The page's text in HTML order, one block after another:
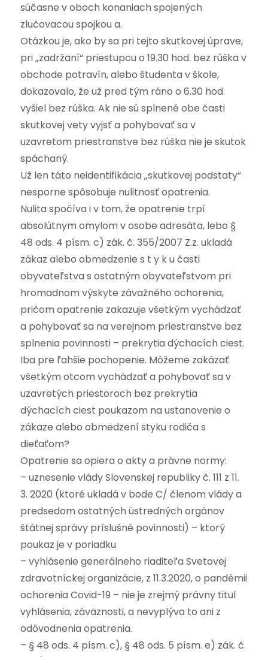
súčasne v oboch konaniach spojených
zlučovacou spojkou a.
Otázkou je, ako by sa pri tejto skutkovej úprave,
pri „zadržaní“ priestupcu o 19.30 hod. bez rúška v
obchode potravín, alebo študenta v škole,
dokazovalo, že už pred tým ráno o 6.30 hod.
vyšiel bez rúška. Ak nie sú splnené obe časti
skutkovej vety vyjsť a pohybovať sa v
uzavretom priestranstve bez rúška nie je skutok
spáchaný.
Už len táto neidentifikácia „skutkovej podstaty“
nesporne spôsobuje nulitnosť opatrenia.
Nulita spočíva i v tom, že opatrenie trpí
absolútnym omylom v osobe adresáta, lebo §
48 ods. 4 písm. c) zák. č. 355/2007 Z.z. ukladá
zákaz alebo obmedzenie s t y k u časti
obyvateľstva s ostatným obyvateľstvom pri
hromadnom výskyte závažného ochorenia,
pričom opatrenie zakazuje všetkým vychádzať
a pohybovať sa na verejnom priestranstve bez
splnenia povinnosti – prekrytia dýchacích ciest.
Iba pre ľahšie pochopenie. Môžeme zakázať
všetkým otcom vychádzať a pohybovať sa v
uzavretých priestoroch bez prekrytia
dýchacích ciest poukazom na ustanovenie o
zákaze alebo obmedzení styku rodiča s
dieťaťom?
Opatrenie sa opiera o akty a právne normy:
– uznesenie vlády Slovenskej republiky č. 111 z 11.
3. 2020 (ktoré ukladá v bode C/ členom vlády a
predsedom ostatných ústredných orgánov
štátnej správy príslušné povinnosti) – ktorý
poukaz je v poriadku
– vyhlásenie generálneho riaditeľa Svetovej
zdravotníckej organizácie, z 11.3.2020, o pandémii
ochorenia Covid-19 – nie je zrejmý právny titul
vyhlásenia, záväznosti, a nevyplýva to ani z
odôvodnenia opatrenia.
– § 48 ods. 4 písm. c), § 48 ods. 5 písm. e) zák. č.